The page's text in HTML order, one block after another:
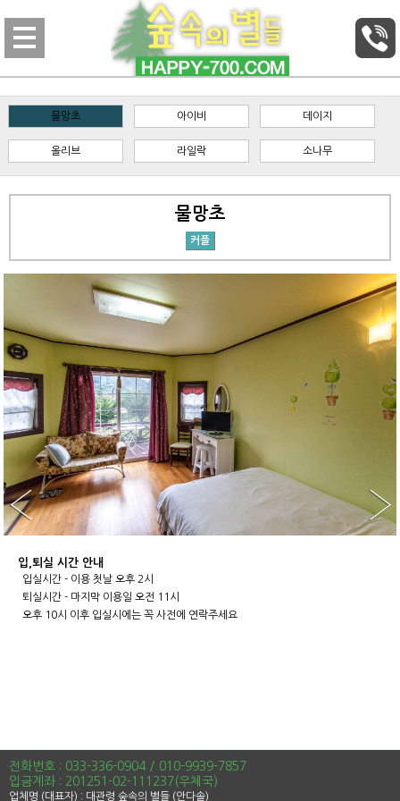
물망초 아이비 데이지
올리브 라일락 소나무
물망초
커플
입,퇴실 시간 안내
입실시간 - 이용 첫날 오후 2시
퇴실시간 - 마지막 이용일 오전 11시
오후 10시 이후 입실시에는 꼭 사전에 연락주세요
전화번호 : 033-336-0904 / 010-9939-7857
입금계좌 : 201251-02-111237(우체국)
업체명 (대표자) : 대관령 숲속의 별들 (안다솔)